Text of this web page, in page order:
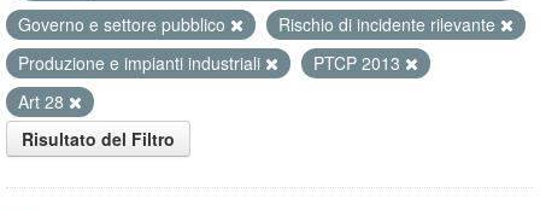
Governo e settore pubblico
Rischio di incidente rilevante
Produzione e impianti industriali
PTCP 2013
Art 28
Risultato del Filtro